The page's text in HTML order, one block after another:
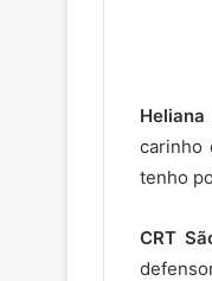
carinho
tenho
CRT